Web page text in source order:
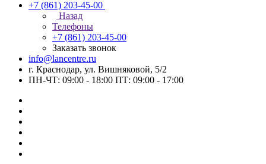
+7 (861) 203-45-00
Назад
Телефоны
+7 (861) 203-45-00
Заказать звонок
info@lancentre.ru
г. Краснодар, ул. Вишняковой, 5/2
ПН-ЧТ: 09:00 - 18:00 ПТ: 09:00 - 17:00